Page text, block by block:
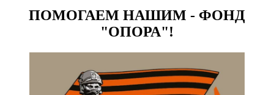
ПОМОГАЕМ НАШИМ - ФОНД
"ОПОРА"!